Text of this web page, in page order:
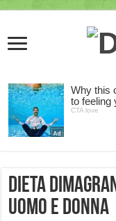
Dieta
Uomo e Donna